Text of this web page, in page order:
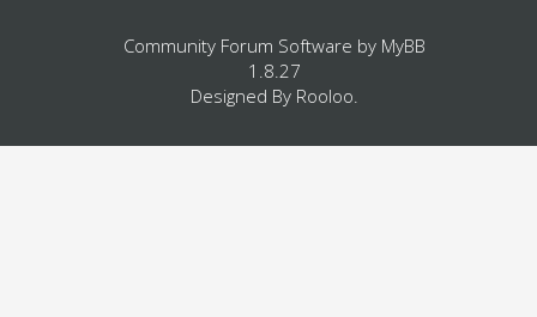
Community Forum Software by MyBB
1.8.27
Designed By Rooloo